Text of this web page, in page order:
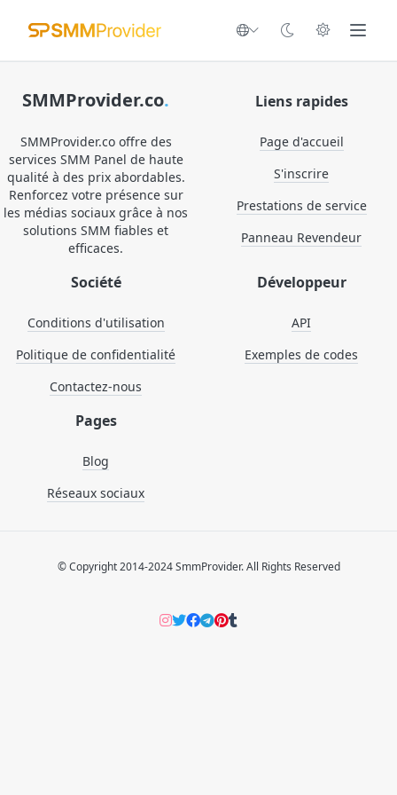
SMMProvider.co.
SMMProvider.co offre des
services SMM Panel de haute
qualité à des prix abordables.
Renforcez votre présence sur
les médias sociaux grâce à nos
solutions SMM fiables et
efficaces.
Liens rapides
Page d'accueil
S'inscrire
Prestations de service
Panneau Revendeur
Société
Conditions d'utilisation
Politique de confidentialité
Contactez-nous
Développeur
API
Exemples de codes
Pages
Blog
Réseaux sociaux
© Copyright 2014-2024 SmmProvider. All Rights Reserved
Instagram
Twitter
Facebook
Telegram
Pinterers
Tumblr